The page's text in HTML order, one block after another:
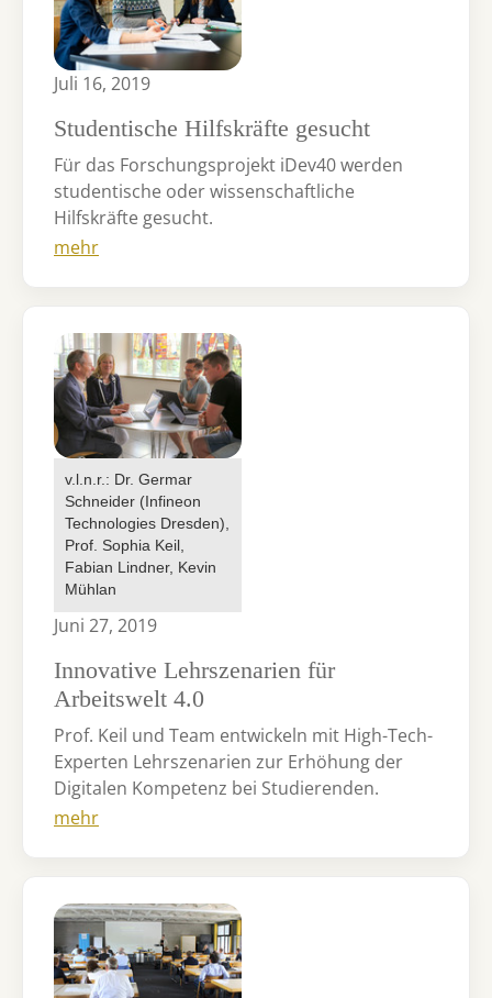
Juli 16, 2019
Studentische Hilfskräfte gesucht
Für das Forschungsprojekt iDev40 werden
studentische oder wissenschaftliche
Hilfskräfte gesucht.
mehr
v.l.n.r.: Dr. Germar
Schneider (Infineon
Technologies Dresden),
Prof. Sophia Keil,
Fabian Lindner, Kevin
Mühlan
Juni 27, 2019
Innovative Lehrszenarien für
Arbeitswelt 4.0
Prof. Keil und Team entwickeln mit High-Tech-
Experten Lehrszenarien zur Erhöhung der
Digitalen Kompetenz bei Studierenden.
mehr